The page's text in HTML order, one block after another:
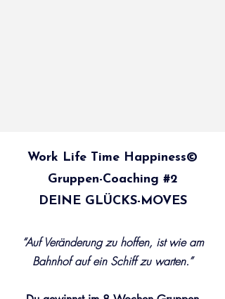
Work Life Time Happiness©️
Gruppen-Coaching #2
DEINE GLÜCKS-MOVES
“Auf Veränderung zu hoffen, ist wie am
Bahnhof auf ein Schiff zu warten.”